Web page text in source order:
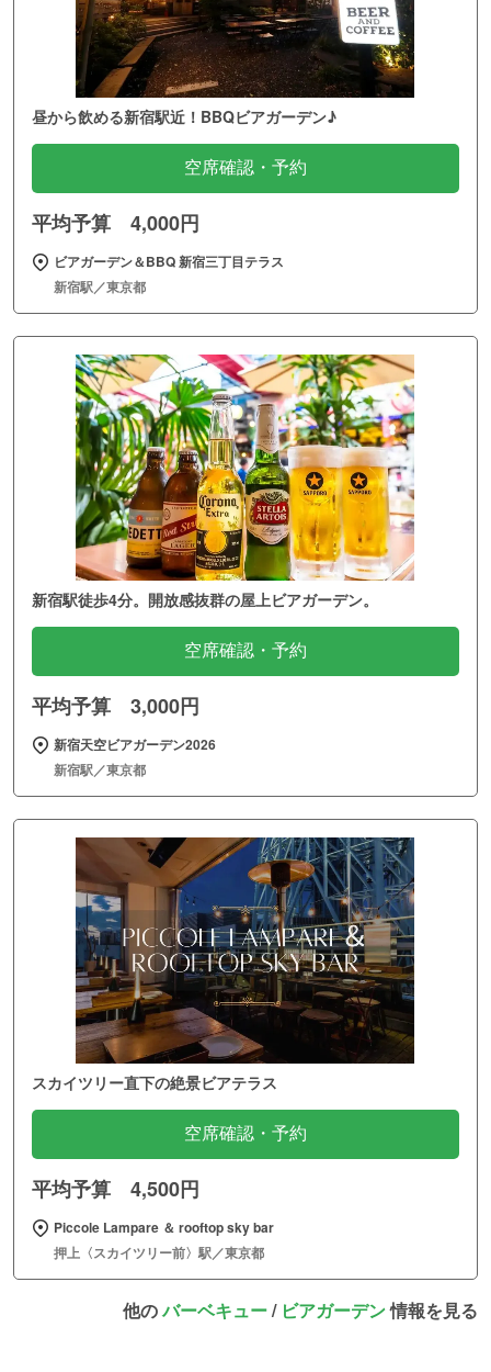
昼から飲める新宿駅近！BBQビアガーデン♪
空席確認・予約
平均予算 4,000円
ビアガーデン＆BBQ 新宿三丁目テラス
新宿駅／東京都
新宿駅徒歩4分。開放感抜群の屋上ビアガーデン。
空席確認・予約
平均予算 3,000円
新宿天空ビアガーデン2026
新宿駅／東京都
スカイツリー直下の絶景ビアテラス
空席確認・予約
平均予算 4,500円
Piccole Lampare ＆ rooftop sky bar
押上〈スカイツリー前〉駅／東京都
他のバーベキュー/ ビアガーデン情報を見る